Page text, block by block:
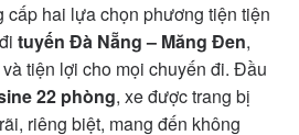
cấp hai lựa chọn phương tiện tiện
tuyến Đà Nẵng – Măng Đen,
tiện lợi cho mọi chuyến đi. Đầu
22 phòng, xe được trang bị
riêng biệt, mang đến không